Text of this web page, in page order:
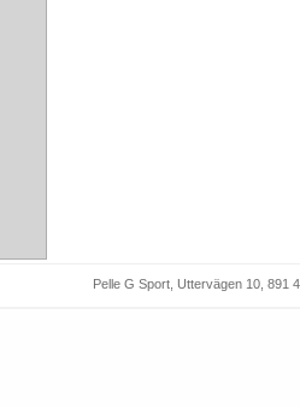
Pelle G Sport, Uttervägen 10, 891